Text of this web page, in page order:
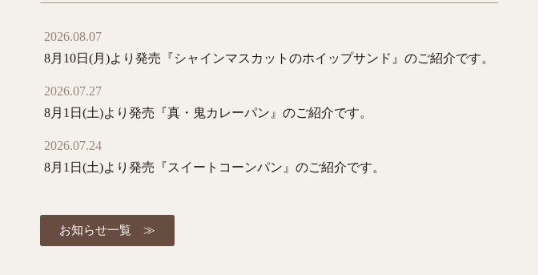
2026.08.07
8月10日(月)より発売『シャインマスカットのホイップサンド』のご紹介です。
2026.07.27
8月1日(土)より発売『真・鬼カレーパン』のご紹介です。
2026.07.24
8月1日(土)より発売『スイートコーンパン』のご紹介です。
お知らせ一覧 ≫